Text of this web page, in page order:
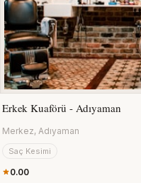
Erkek Kuaförü - Adıyaman
Merkez, Adıyaman
Saç Kesimi
0.00